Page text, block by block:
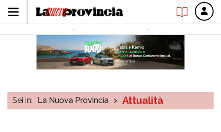
Sei in: La Nuova Provincia > Attualità